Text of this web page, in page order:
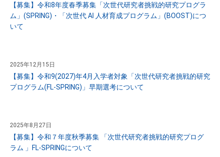
【募集】令和8年度春季募集「次世代研究者挑戦的研究プログラ
ム」(SPRING)・「次世代 AI 人材育成プログラム」(BOOST)につ
いて
2025年12月15日
【募集】令和9(2027)年4月入学者対象「次世代研究者挑戦的研究
プログラム(FL-SPRING)」早期選考について
2025年8月27日
【募集】令和７年度秋季募集 「次世代研究者挑戦的研究プログ
ラム 」FL-SPRINGについて